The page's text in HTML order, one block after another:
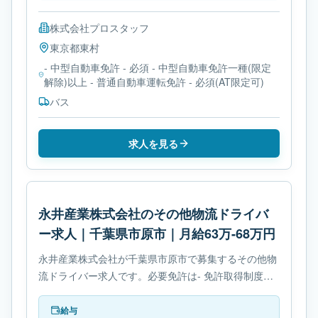
株式会社プロスタッフ
東京都東村
- 中型自動車免許 - 必須 - 中型自動車免許一種(限定
解除)以上 - 普通自動車運転免許 - 必須(AT限定可)
バス
求人を見る
永井産業株式会社のその他物流ドライバ
ー求人｜千葉県市原市｜月給63万-68万円
永井産業株式会社が千葉県市原市で募集するその他物
流ドライバー求人です。必要免許は- 免許取得制度あ
りです。
給与